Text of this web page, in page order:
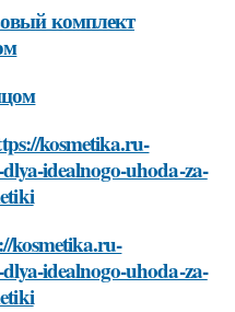
комплект
kosmetika.ru-
idealnogo-uhoda-za-
kosmetika.ru-
idealnogo-uhoda-za-